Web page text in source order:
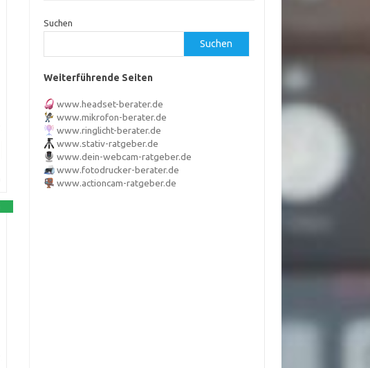
Suchen
Suchen
Weiterführende Seiten
www.headset-berater.de
www.mikrofon-berater.de
www.ringlicht-berater.de
www.stativ-ratgeber.de
www.dein-webcam-ratgeber.de
www.fotodrucker-berater.de
www.actioncam-ratgeber.de